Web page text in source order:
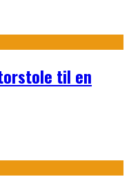
til en